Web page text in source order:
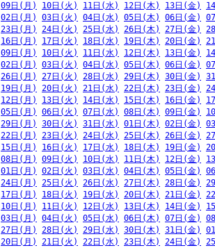
09日(月) 10日(火) 11日(水) 12日(木) 13日(金)
02日(月) 03日(火) 04日(水) 05日(木) 06日(金)
23日(月) 24日(火) 25日(水) 26日(木) 27日(金)
16日(月) 17日(火) 18日(水) 19日(木) 20日(金)
09日(月) 10日(火) 11日(水) 12日(木) 13日(金)
02日(月) 03日(火) 04日(水) 05日(木) 06日(金)
26日(月) 27日(火) 28日(水) 29日(木) 30日(金)
19日(月) 20日(火) 21日(水) 22日(木) 23日(金)
12日(月) 13日(火) 14日(水) 15日(木) 16日(金)
05日(月) 06日(火) 07日(水) 08日(木) 09日(金)
29日(月) 30日(火) 31日(水) 01日(木) 02日(金)
22日(月) 23日(火) 24日(水) 25日(木) 26日(金)
15日(月) 16日(火) 17日(水) 18日(木) 19日(金)
08日(月) 09日(火) 10日(水) 11日(木) 12日(金)
01日(月) 02日(火) 03日(水) 04日(木) 05日(金)
24日(月) 25日(火) 26日(水) 27日(木) 28日(金)
17日(月) 18日(火) 19日(水) 20日(木) 21日(金)
10日(月) 11日(火) 12日(水) 13日(木) 14日(金)
03日(月) 04日(火) 05日(水) 06日(木) 07日(金)
27日(月) 28日(火) 29日(水) 30日(木) 31日(金)
20日(月) 21日(火) 22日(水) 23日(木) 24日(金)